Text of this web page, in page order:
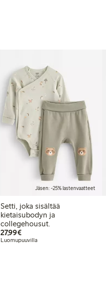
Jäsen: -25% lastenvaatteet
Setti, joka sisältää
kietaisubodyn ja
collegehousut.
27,99€27,99 €
Luomupuuvilla